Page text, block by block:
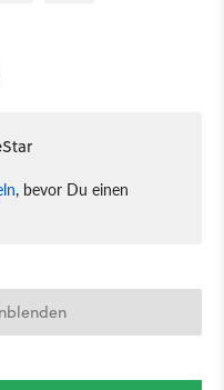
, bevor Du einen